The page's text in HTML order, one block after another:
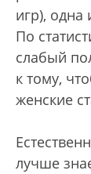
игр),
По
слабый
к тому,
женские
лучше